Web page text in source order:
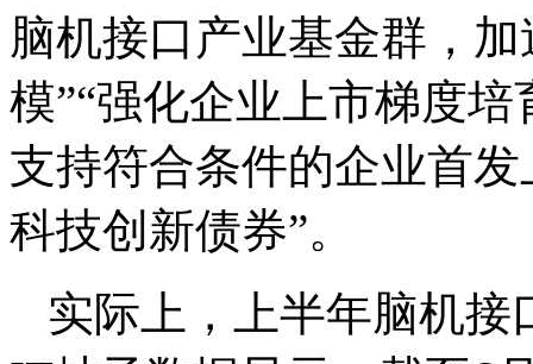
脑机接口产业基金群，
模”“强化企业上市梯度
支持符合条件的企业首
科技创新债券”。
实际上，上半年脑机